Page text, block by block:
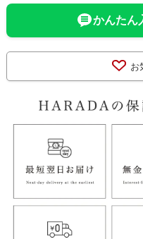
かんたん
お